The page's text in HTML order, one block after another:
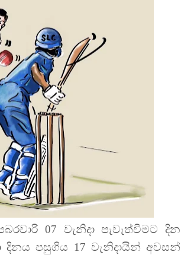
07 වැනිදා පැවැත්වීමට දින
පසුගිය 17 වැනිදායින් අවසන්